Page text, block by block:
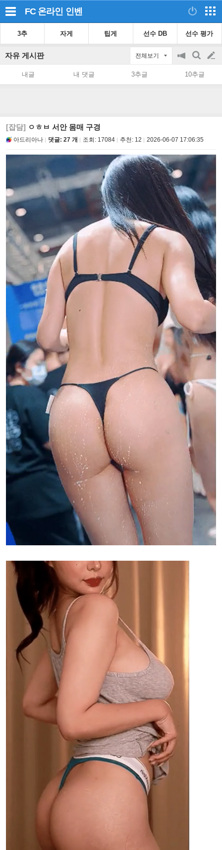
FC 온라인 인벤
3추 자게 팁게 선수 DB 선수 평가
자유 게시판 전체보기
공
지
on/off
검
색
글
쓰
내글 내 댓글 3추글 10추글
[잡담] ㅇㅎㅂ 서안 몸매 구경
아드리아나 댓글: 27 개 조회: 17084 추천: 12 2026-06-07 17:06:35